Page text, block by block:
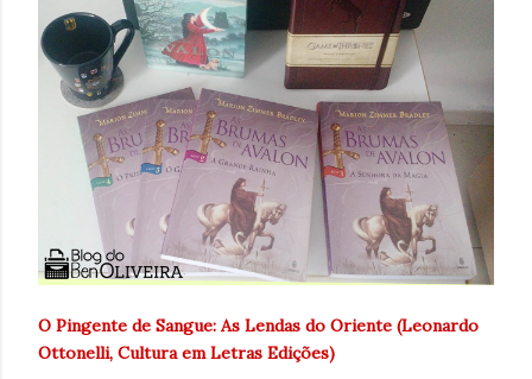
O Pingente de Sangue: As Lendas do Oriente (Leonardo
Ottonelli, Cultura em Letras Edições)